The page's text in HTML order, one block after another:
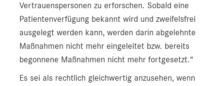
Vertrauenspersonen zu erforschen. Sobald eine
Patientenverfügung bekannt wird und zweifelsfrei
ausgelegt werden kann, werden darin abgelehnte
Maßnahmen nicht mehr eingeleitet bzw. bereits
begonnene Maßnahmen nicht mehr fortgesetzt.“
Es sei als rechtlich gleichwertig anzusehen, wenn